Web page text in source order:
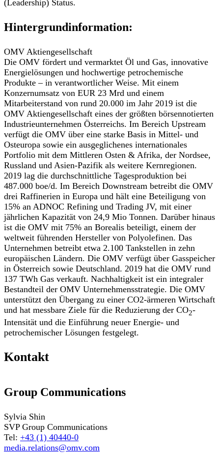
(Leadership) Status.
Hintergrundinformation:
OMV Aktiengesellschaft
Die OMV fördert und vermarktet Öl und Gas, innovative
Energielösungen und hochwertige petrochemische
Produkte – in verantwortlicher Weise. Mit einem
Konzernumsatz von EUR 23 Mrd und einem
Mitarbeiterstand von rund 20.000 im Jahr 2019 ist die
OMV Aktiengesellschaft eines der größten börsennotierten
Industrieunternehmen Österreichs. Im Bereich Upstream
verfügt die OMV über eine starke Basis in Mittel- und
Osteuropa sowie ein ausgeglichenes internationales
Portfolio mit dem Mittleren Osten & Afrika, der Nordsee,
Russland und Asien-Pazifik als weitere Kernregionen.
2019 lag die durchschnittliche Tagesproduktion bei
487.000 boe/d. Im Bereich Downstream betreibt die OMV
drei Raffinerien in Europa und hält eine Beteiligung von
15% an ADNOC Refining und Trading JV, mit einer
jährlichen Kapazität von 24,9 Mio Tonnen. Darüber hinaus
ist die OMV mit 75% an Borealis beteiligt, einem der
weltweit führenden Hersteller von Polyolefinen. Das
Unternehmen betreibt etwa 2.100 Tankstellen in zehn
europäischen Ländern. Die OMV verfügt über Gasspeicher
in Österreich sowie Deutschland. 2019 hat die OMV rund
137 TWh Gas verkauft. Nachhaltigkeit ist ein integraler
Bestandteil der OMV Unternehmensstrategie. Die OMV
unterstützt den Übergang zu einer CO2-ärmeren Wirtschaft
und hat messbare Ziele für die Reduzierung der CO2-
Intensität und die Einführung neuer Energie- und
petrochemischer Lösungen festgelegt.
Kontakt
Group Communications
Sylvia Shin
SVP Group Communications
Tel: +43 (1) 40440-0
media.relations@omv.com